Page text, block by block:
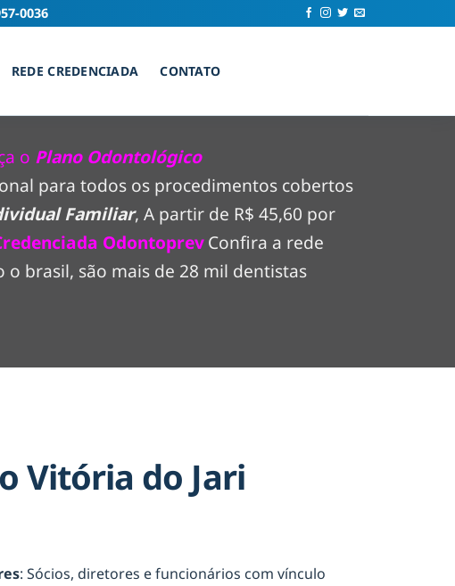
0036
REDE CREDENCIADA CONTATO
o Plano Odontológico
para todos os procedimentos cobertos
Familiar, A partir de R$ 45,60 por
OdontoprevConfira a rede
brasil, são mais de 28 mil dentistas
Vitória do Jari
: Sócios, diretores e funcionários com vínculo